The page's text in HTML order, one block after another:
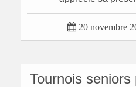
 20 novembre